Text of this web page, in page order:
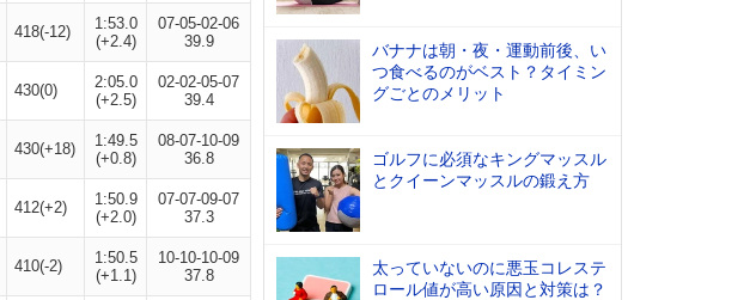
418(-12)
1:53.0
(+2.4)
07-05-02-06
39.9
430(0)
2:05.0
(+2.5)
02-02-05-07
39.4
430(+18)
1:49.5
(+0.8)
08-07-10-09
36.8
412(+2)
1:50.9
(+2.0)
07-07-09-07
37.3
410(-2)
1:50.5
(+1.1)
10-10-10-09
37.8
バナナは朝・夜・運動前後、い
つ食べるのがベスト？タイミン
グごとのメリット
ゴルフに必須なキングマッスル
とクイーンマッスルの鍛え方
太っていないのに悪玉コレステ
ロール値が高い原因と対策は？